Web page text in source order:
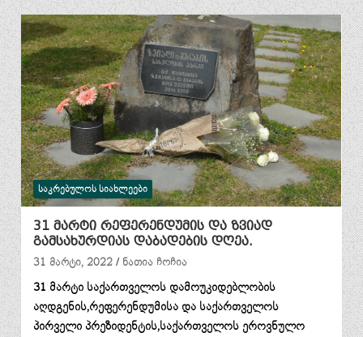
ᲡᲐᲙᲠᲔᲑᲣᲚᲝᲡ ᲡᲘᲐᲮᲚᲔᲔᲑᲘ
31 მარტი რეფერენდუმის და ზვიად
გამსახურდიას დაბადების დღეა.
31 მარტი, 2022
ნათია ჩოჩია
31 მარტი საქართველოს დამოუკიდებლობის
აღდგენის,რეფერენდუმისა და საქართველოს
პირველი პრეზიდენტის,საქართველოს ეროვნულო